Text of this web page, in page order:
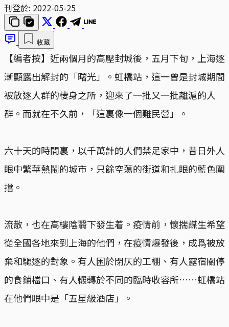
刊登於: 2022-05-25
收藏
【編者按】近兩個月的高壓封城後，五月下旬，上海逐
漸顯露出解封的「曙光」。虹橋站，這一曾是封城期間
被放逐人群的棲身之所，迎來了一批又一批離滬的人
群。而就在不久前，「這裏像一個難民營」。
六十天的時間裏，以千萬計的人們禁足家中，昔日外人
眼中繁華熱鬧的城市，只餘空蕩的街道和扎眼的藍色圍
擋。
流散，也在高樓陰翳下發生着。疫情前，懷揣謀生希望
從全國各地來到上海的他們，在疫情爆發後，成爲被放
棄和驅逐的對象。有人困於閉仄的工棚、有人露宿關停
的食鋪檔口、有人輾轉於不同的臨時收容所……虹橋站
在他們眼中是「五星級酒店」。